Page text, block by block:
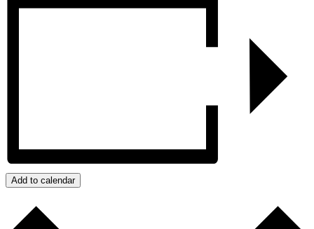
Add to calendar